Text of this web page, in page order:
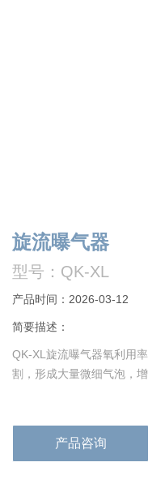
旋流曝气器
型号：QK-XL
产品时间：2026-03-12
简要描述：
QK-XL旋流曝气器氧利用
割，形成大量微细气泡，
产品咨询